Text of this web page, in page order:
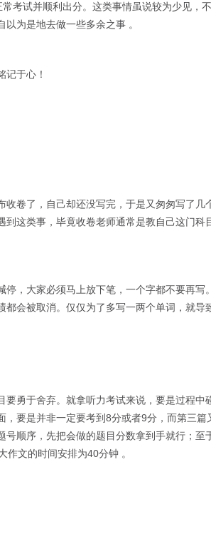
考试并顺利出分。这类事情虽说较为少见，
为是地去做一些多余之事 。
记于心！
卷了，自己却还没写完，于是又匆匆写了几
这类事，毕竟收卷老师通常是教自己这门科
，大家必须马上放下笔，一个字都不要再写
会被取消。仅仅为了多写一两个单词，就导
勇于舍弃。就拿听力考试来说，要是过程中
要是并非一定要考到8分或者9分，而第三篇
顺序，先把会做的题目分数拿到手就行；至
文的时间安排为40分钟 。